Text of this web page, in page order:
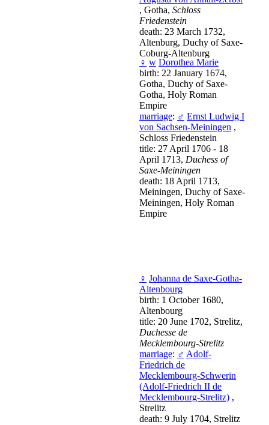
, Gotha, Schloss
Friedenstein
death: 23 March 1732,
Altenburg, Duchy of Saxe-
Coburg-Altenburg
♀ w Dorothea Marie
birth: 22 January 1674,
Gotha, Duchy of Saxe-
Gotha, Holy Roman
Empire
marriage: ♂ Ernst Ludwig I
von Sachsen-Meiningen ,
Schloss Friedenstein
title: 27 April 1706 - 18
April 1713, Duchess of
Saxe-Meiningen
death: 18 April 1713,
Meiningen, Duchy of Saxe-
Meiningen, Holy Roman
Empire
♀ Johanna de Saxe-Gotha-
Altenbourg
birth: 1 October 1680,
Altenbourg
title: 20 June 1702, Strelitz,
Duchesse de
Mecklembourg-Strelitz
marriage: ♂ Adolf-
Friedrich de
Mecklembourg-Schwerin
(Adolf-Friedrich II de
Mecklembourg-Strelitz) ,
Strelitz
death: 9 July 1704, Strelitz